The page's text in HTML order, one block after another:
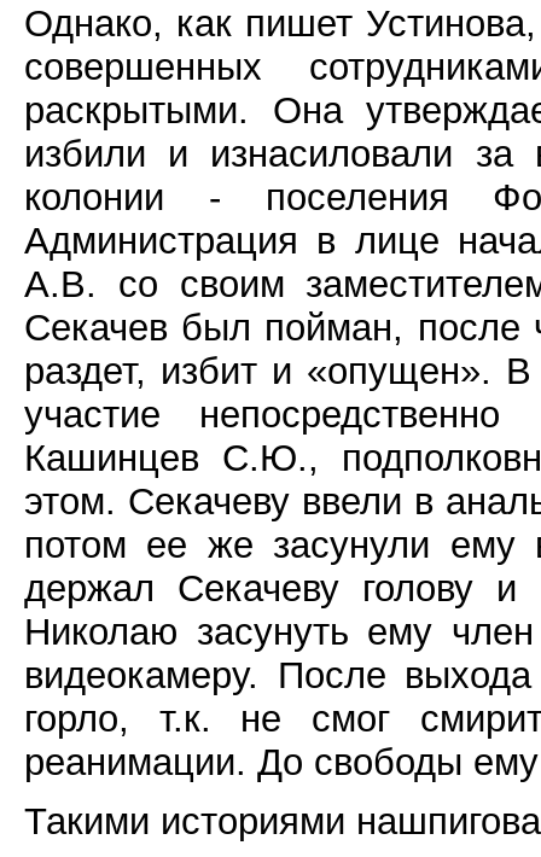
Однако, как пишет
совершенных
раскрытыми. Она
избили и изнасиловали
колонии - поселения
Администрация в лице
А.В. со своим
Секачев был пойман,
раздет, избит и «опущен».
участие
Кашинцев С.Ю.,
этом. Секачеву ввели в
потом ее же засунули ему
держал Секачеву голову и
Николаю засунуть ему
видеокамеру. После
горло, т.к. не смог
реанимации. До свободы
Такими историями